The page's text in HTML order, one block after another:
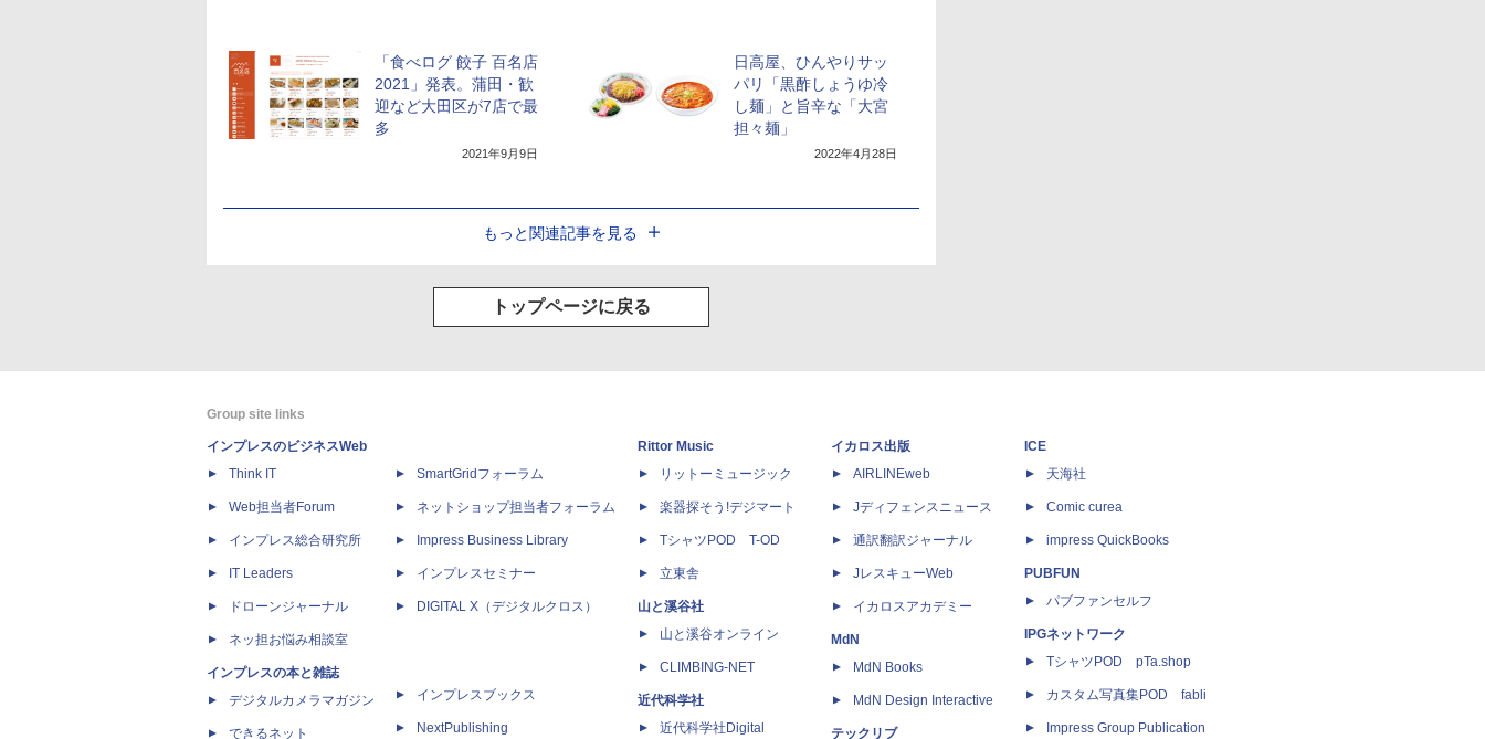
「食べログ 餃子 百名店
2021」発表。蒲田・歓
迎など大田区が7店で最
多
2021年9月9日
日高屋、ひんやりサッ
パリ「黒酢しょうゆ冷
し麺」と旨辛な「大宮
担々麺」
2022年4月28日
もっと関連記事を見る
トップページに戻る
Group site links
インプレスのビジネスWeb
Think IT
Web担当者Forum
インプレス総合研究所
IT Leaders
ドローンジャーナル
ネッ担お悩み相談室
インプレスの本と雑誌
デジタルカメラマガジン
できるネット
SmartGridフォーラム
ネットショップ担当者フォーラム
Impress Business Library
インプレスセミナー
DIGITAL X（デジタルクロス）
インプレスブックス
NextPublishing
Rittor Music
リットーミュージック
楽器探そう!デジマート
TシャツPOD T-OD
立東舎
山と溪谷社
山と溪谷オンライン
CLIMBING-NET
近代科学社
近代科学社Digital
イカロス出版
AIRLINEweb
Jディフェンスニュース
通訳翻訳ジャーナル
JレスキューWeb
イカロスアカデミー
MdN
MdN Books
MdN Design Interactive
テックリブ
ICE
天海社
Comic curea
impress QuickBooks
PUBFUN
パブファンセルフ
IPGネットワーク
TシャツPOD pTa.shop
カスタム写真集POD fabli
Impress Group Publication